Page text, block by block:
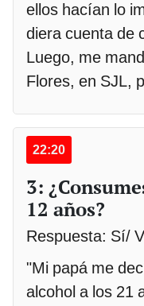
ellos hacían lo
diera cuenta de
Luego, me
Flores, en SJL,
22:20
3:
12 años?
Respuesta: Sí/
"Mi papá me
alcohol a los 21